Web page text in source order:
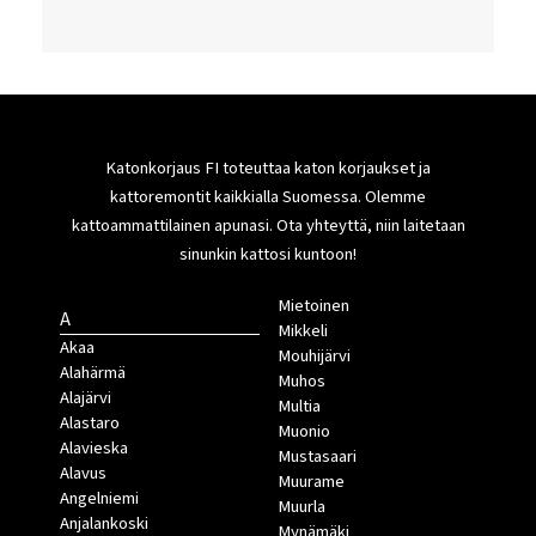
Katonkorjaus FI toteuttaa katon korjaukset ja
kattoremontit kaikkialla Suomessa. Olemme
kattoammattilainen apunasi. Ota yhteyttä, niin laitetaan
sinunkin kattosi kuntoon!
A
Akaa
Alahärmä
Alajärvi
Alastaro
Alavieska
Alavus
Angelniemi
Anjalankoski
Mietoinen
Mikkeli
Mouhijärvi
Muhos
Multia
Muonio
Mustasaari
Muurame
Muurla